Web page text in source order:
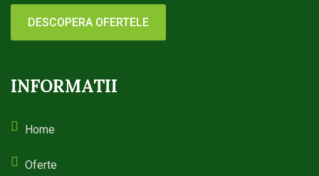
DESCOPERA OFERTELE
INFORMATII
Home
Oferte